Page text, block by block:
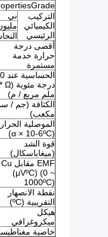
التركيب
الكيميائي
الرئيسي
ني
أقصى درجة
حرارة خدمة
مستمرة
درجة مئوية (Ω *
ملم مربع / م)
الكثافة (جم /
مكعب)
الموصلية
(α × 10-6ºC)
قوة الشد
(ميغاباسكال)
EMF مقابل Cu
(μVºC) (0 ~
1000ºC)
نقطة الانصهار
التقريبية (ºC)
هيكل
ميكروغرافي
خاصية